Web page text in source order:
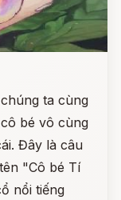
ta cùng
bé vô cùng
Đây là câu
"Cô bé Tí
nổi tiếng